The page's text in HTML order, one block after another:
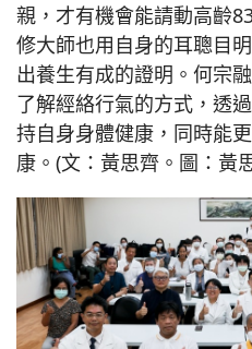
親，才有機會能請動高齡
修大師也用自身的耳聰目
出養生有成的證明。何宗
了解經絡行氣的方式，透
持自身身體健康，同時能
康。(文：黃思齊。圖：黃